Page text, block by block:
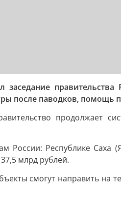
после паводков,
продолжает
Республике Саха
млрд рублей.
смогут направить